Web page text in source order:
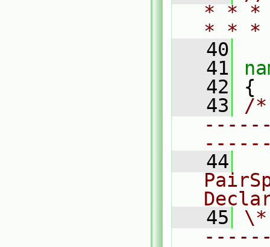
* * *
* *
   40
   41
   42
{
   43
/
   44
   45